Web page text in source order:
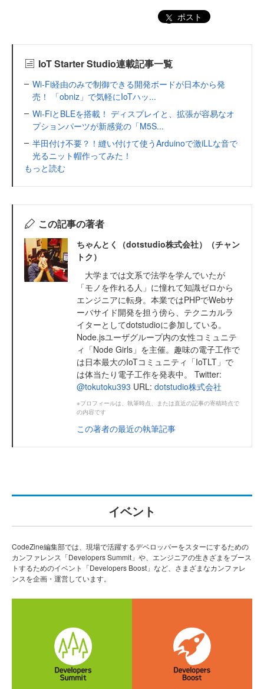
ポスト
IoT Starter Studio連載記事一覧
Wi-Fi経由のみで制御できる開発ボードが日本から発
売！ 「obniz」で気軽にIoTハッ...
Wi-FiとBLEを搭載！ ディスプレイと、拡張が容易なオ
プションパーツが新感覚の「M5S...
半田付け不要？！縫い付けて使うArduinoで激iLLな音で
光るニット帽作ってみた！
もっと読む
この記事の著者
ちゃんとく（dotstudio株式会社）（チャン
トク）
大学までは文系で法学を学んでいたが
「モノを作れる人」に憧れて知識ゼロから
エンジニアに転身。本業ではPHPでWebサ
ーバサイド開発を担う傍ら、テクニカルラ
イターとしてdotstudioに参加している。
Node.jsユーザグループ内の女性コミュニテ
ィ「Node Girls」を主催。趣味の電子工作で
は日本最大のIoTコミュニティ「IoTLT」で
は体当たり電子工作を発表中。 Twitter:
@tokutoku393 URL: dotstudio株式会社
※プロフィールは、執筆時点、または直近の記事の寄稿時点で
の内容です
この著者の最近の執筆記事
イベント
CodeZine編集部では、現場で活躍するデベロッパーをスターにするための
カンファレンス「Developers Summit」や、エンジニアの生きざまをブース
トするためのイベント「Developers Boost」など、さまざまなカンファレ
ンスを企画・運営しています。